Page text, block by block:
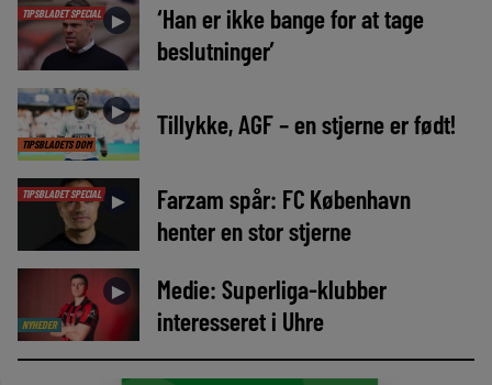
TIPSBLADET SPECIAL ►
‘Han er ikke bange for at tage
beslutninger’
TIPSBLADETS DOM
► Tillykke, AGF – en stjerne er født!
TIPSBLADET SPECIAL ►
Farzam spår: FC København
henter en stor stjerne
NYHEDER
►
Medie: Superliga-klubber
interesseret i Uhre